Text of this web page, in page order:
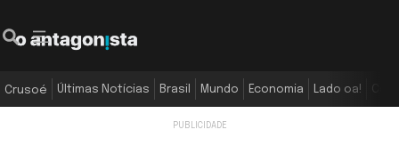
Crusoé Últimas Notícias Brasil Mundo Economia Lado oa!